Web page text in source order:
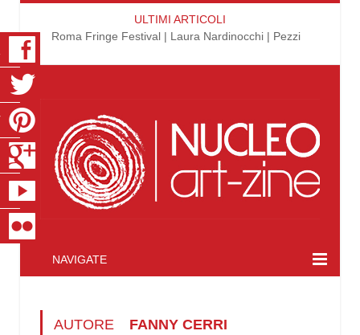
ULTIMI ARTICOLI
Roma Fringe Festival | Laura Nardinocchi | Pezzi
NAVIGATE
AUTORE FANNY CERRI